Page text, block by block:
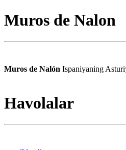
Muros de Nalon
Muros de Nalón Ispaniyaning
Havolalar